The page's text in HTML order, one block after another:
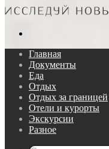
Главная
Документы
Еда
Отдых
Отдых за границей
Отели и курорты
Экскурсии
Разное